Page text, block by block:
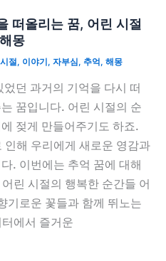
떠올리는 꿈, 어린 시절
몽
절, 이야기, 자부심, 추억, 해몽
던 과거의 기억을 다시 떠
꿈입니다. 어린 시절의 순
젖게 만들어주기도 하죠.
해 우리에게 새로운 영감과
. 이번에는 추억 꿈에 대해
린 시절의 행복한 순간들 어
기로운 꽃들과 함께 뛰노는
에서 즐거운